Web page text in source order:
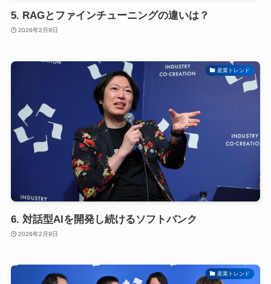
5. RAGとファインチューニングの違いは？
2026年2月9日
産業トレンド
6. 対話型AIを開発し続けるソフトバンク
2026年2月9日
産業トレンド